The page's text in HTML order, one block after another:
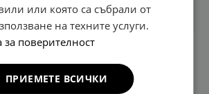
информация
необходимо
рязане или
или която са събрали от
на техните услуги.
поверителност
ПРИЕМЕТЕ ВСИЧКИ